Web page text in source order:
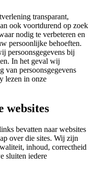
transparant,
ook voortdurend op zoek
nodig te verbeteren en
persoonlijke behoeften.
persoonsgegevens bij
In het geval wij
persoonsgegevens
lezen in onze
websites
bevatten naar websites
over die sites. Wij zijn
inhoud, correctheid
sluiten iedere